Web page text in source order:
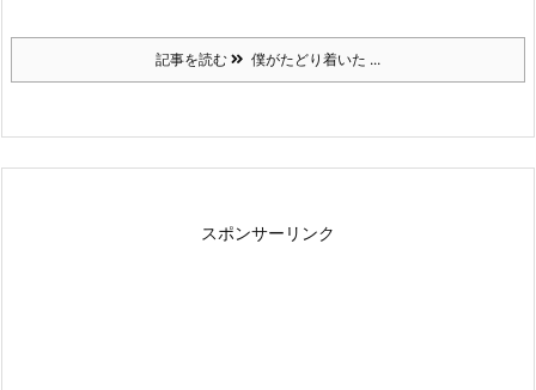
記事を読む 僕がたどり着いた ...
スポンサーリンク